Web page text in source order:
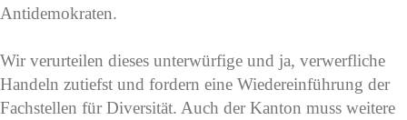
Antidemokraten.
Wir verurteilen dieses unterwürfige und ja, verwerfliche
Handeln zutiefst und fordern eine Wiedereinführung der
Fachstellen für Diversität. Auch der Kanton muss weitere